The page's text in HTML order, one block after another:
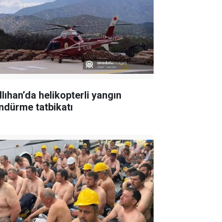
helikopterli yangın
tatbikatı